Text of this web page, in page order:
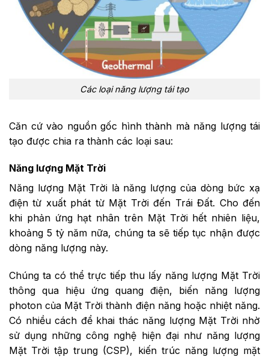
Các loại năng lượng tái tạo
Căn cứ vào nguồn gốc hình thành mà năng lượng tái
tạo được chia ra thành các loại sau:
Năng lượng Mặt Trời
Năng lượng Mặt Trời là năng lượng của dòng bức xạ
điện từ xuất phát từ Mặt Trời đến Trái Đất. Cho đến
khi phản ứng hạt nhân trên Mặt Trời hết nhiên liệu,
khoảng 5 tỷ năm nữa, chúng ta sẽ tiếp tục nhận được
dòng năng lượng này.
Chúng ta có thể trực tiếp thu lấy năng lượng Mặt Trời
thông qua hiệu ứng quang điện, biến năng lượng
photon của Mặt Trời thành điện năng hoặc nhiệt năng.
Có nhiều cách để khai thác năng lượng Mặt Trời nhờ
sử dụng những công nghệ hiện đại như năng lượng
Mặt Trời tập trung (CSP), kiến trúc năng lượng mặt